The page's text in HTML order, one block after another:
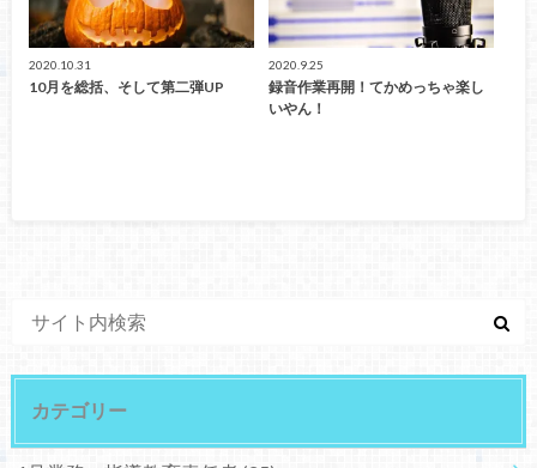
2020.10.31
10月を総括、そして第二弾UP
2020.9.25
録音作業再開！てかめっちゃ楽し
いやん！
カテゴリー